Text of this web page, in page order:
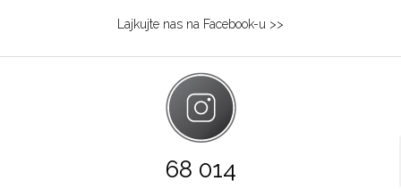
Lajkujte nas na Facebook-u >>
68 014